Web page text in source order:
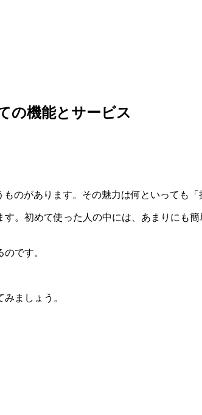
の機能とサービス
のがあります。その魅力は何といっても
。初めて使った人の中には、あまりにも
です。
ましょう。